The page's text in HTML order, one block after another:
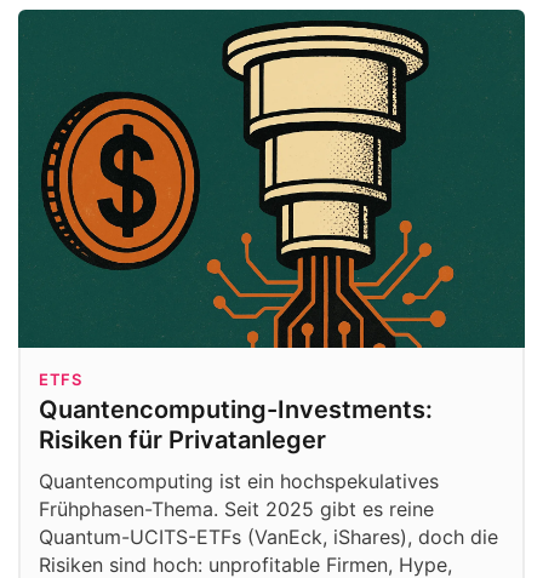
ETFS
Quantencomputing-Investments:
Risiken für Privatanleger
Quantencomputing ist ein hochspekulatives
Frühphasen-Thema. Seit 2025 gibt es reine
Quantum-UCITS-ETFs (VanEck, iShares), doch die
Risiken sind hoch: unprofitable Firmen, Hype,